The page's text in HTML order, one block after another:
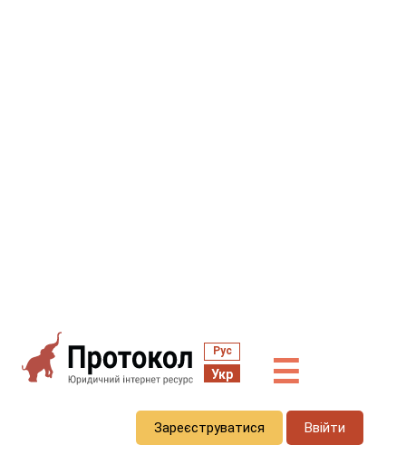
Рус
Укр ☰
Зареєструватися Ввійти